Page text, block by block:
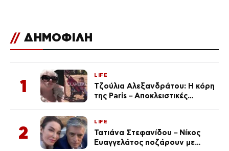
// ΔΗΜΟΦΙΛΗ
1
LIFE
Τζούλια Αλεξανδράτου: Η κόρη
της Paris – Αποκλειστικές
2
LIFE
Τατιάνα Στεφανίδου – Νίκος
Ευαγγελάτος ποζάρουν με